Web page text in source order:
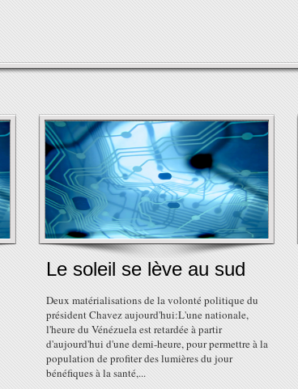
Le soleil se lève au sud
Deux matérialisations de la volonté politique du
président Chavez aujourd'hui:L'une nationale,
l'heure du Vénézuela est retardée à partir
d'aujourd'hui d'une demi-heure, pour permettre à la
population de profiter des lumières du jour
bénéfiques à la santé,...